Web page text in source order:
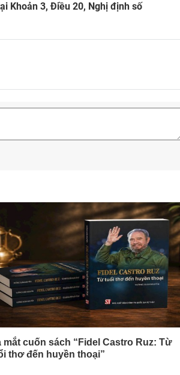
Khoản 3, Điều 20, Nghị định số
mắt cuốn sách “Fidel Castro Ruz: Từ
thơ đến huyền thoại”